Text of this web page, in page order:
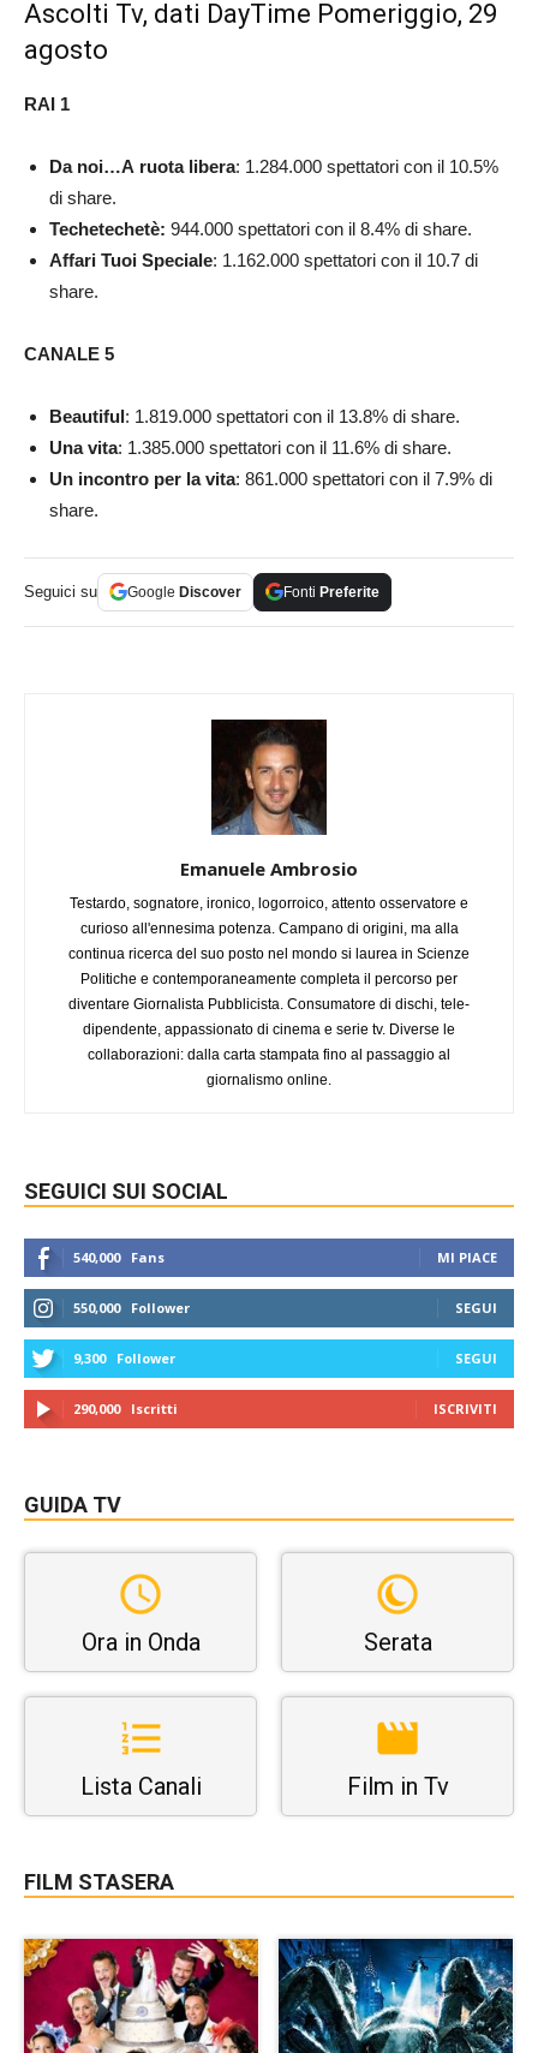
Ascolti Tv, dati DayTime Pomeriggio, 29
agosto
RAI 1
Da noi…A ruota libera: 1.284.000 spettatori con il 10.5%
di share.
Techetechetè: 944.000 spettatori con il 8.4% di share.
Affari Tuoi Speciale: 1.162.000 spettatori con il 10.7 di
share.
CANALE 5
Beautiful: 1.819.000 spettatori con il 13.8% di share.
Una vita: 1.385.000 spettatori con il 11.6% di share.
Un incontro per la vita: 861.000 spettatori con il 7.9% di
share.
Seguici su Google Discover Fonti Preferite
Emanuele Ambrosio
Testardo, sognatore, ironico, logorroico, attento osservatore e
curioso all'ennesima potenza. Campano di origini, ma alla
continua ricerca del suo posto nel mondo si laurea in Scienze
Politiche e contemporaneamente completa il percorso per
diventare Giornalista Pubblicista. Consumatore di dischi, tele-
dipendente, appassionato di cinema e serie tv. Diverse le
collaborazioni: dalla carta stampata fino al passaggio al
giornalismo online.
SEGUICI SUI SOCIAL
540,000 Fans MI PIACE
550,000 Follower SEGUI
9,300 Follower SEGUI
290,000 Iscritti ISCRIVITI
GUIDA TV
Ora in Onda Serata
Lista Canali Film in Tv
FILM STASERA